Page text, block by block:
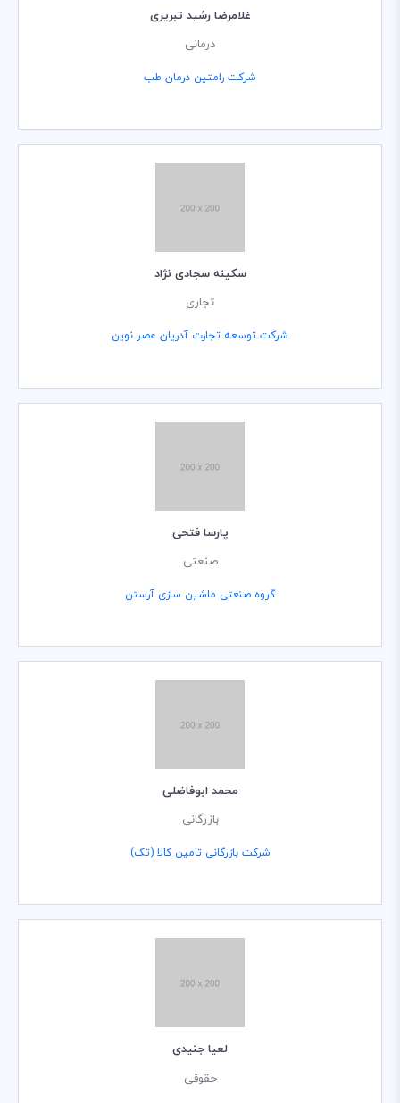
غلامرضا رشید تبریزی
درمانی
شرکت رامتین درمان طب
سکینه سجادی نژاد
تجاری
شرکت توسعه تجارت آدریان عصر نوین
پارسا فتحی
صنعتی
گروه صنعتی ماشین سازی آرستن
محمد ابوفاضلی
بازرگانی
شرکت بازرگانی تامین کالا (تک)
لعیا جنیدی
حقوقی